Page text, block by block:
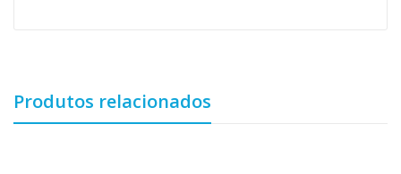
Produtos relacionados